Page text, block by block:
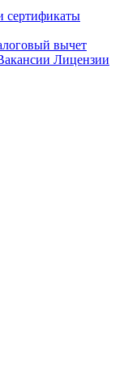
сертификаты
вычет
Лицензии